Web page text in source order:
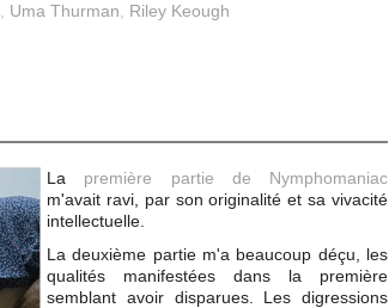
Uma Thurman Riley Keough
La première partie de Nymphomaniac
m'avait ravi, par son originalité et sa vivacité
intellectuelle.
La deuxième partie m'a beaucoup déçu, les
qualités manifestées dans la première
semblant avoir disparues. Les digressions